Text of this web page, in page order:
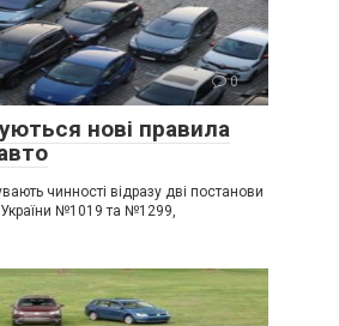
0
нові правила
чинності відразу дві постанови
України №1019 та №1299,